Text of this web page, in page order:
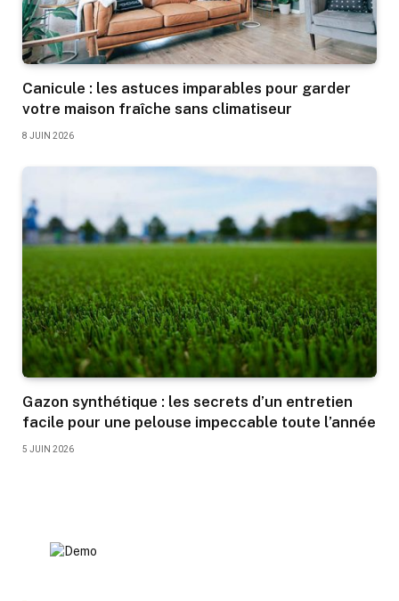
Canicule : les astuces imparables pour garder
votre maison fraîche sans climatiseur
8 JUIN 2026
Gazon synthétique : les secrets d’un entretien
facile pour une pelouse impeccable toute l’année
5 JUIN 2026